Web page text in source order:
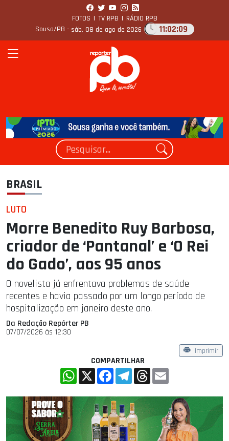
FOTOS | TV RPB | RÁDIO RPB
Sousa/PB - sáb, 08 de ago de 2026 11:02:10
BRASIL
LUTO
Morre Benedito Ruy Barbosa,
criador de ‘Pantanal’ e ‘O Rei
do Gado’, aos 95 anos
O novelista já enfrentava problemas de saúde
recentes e havia passado por um longo período de
hospitalização em janeiro deste ano.
Da Redação Repórter PB
07/07/2026 às 12:30
Imprimir
COMPARTILHAR
WhatsApp
X FacebookTelegramThreads